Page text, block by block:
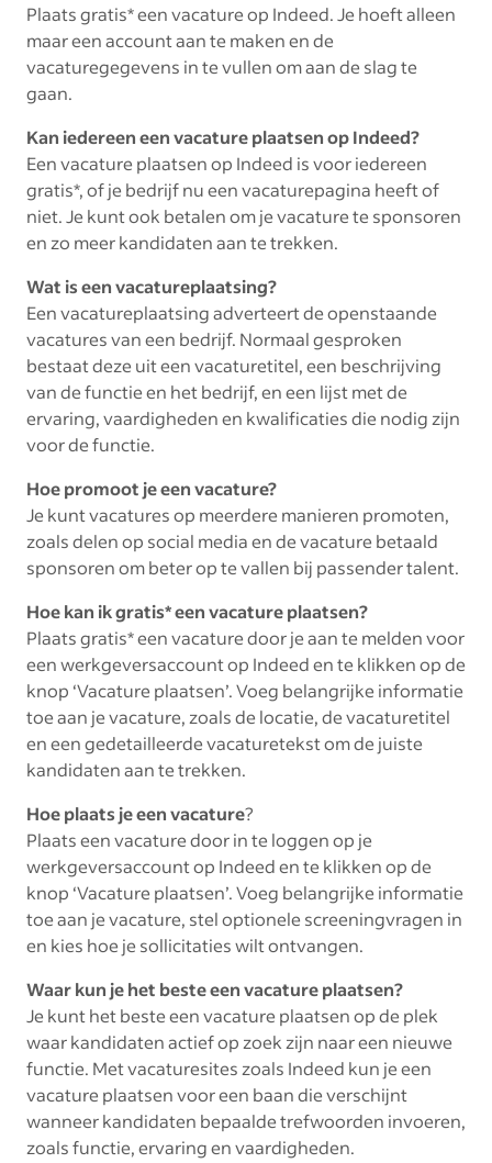
Plaats gratis* een vacature op Indeed. Je hoeft alleen
maar een account aan te maken en de
vacaturegegevens in te vullen om aan de slag te
gaan.
Kan iedereen een vacature plaatsen op Indeed?
Een vacature plaatsen op Indeed is voor iedereen
gratis*, of je bedrijf nu een vacaturepagina heeft of
niet. Je kunt ook betalen om je vacature te sponsoren
en zo meer kandidaten aan te trekken.
Wat is een vacatureplaatsing?
Een vacatureplaatsing adverteert de openstaande
vacatures van een bedrijf. Normaal gesproken
bestaat deze uit een vacaturetitel, een beschrijving
van de functie en het bedrijf, en een lijst met de
ervaring, vaardigheden en kwalificaties die nodig zijn
voor de functie.
Hoe promoot je een vacature?
Je kunt vacatures op meerdere manieren promoten,
zoals delen op social media en de vacature betaald
sponsoren om beter op te vallen bij passender talent.
Hoe kan ik gratis* een vacature plaatsen?
Plaats gratis* een vacature door je aan te melden voor
een werkgeversaccount op Indeed en te klikken op de
knop ‘Vacature plaatsen’. Voeg belangrijke informatie
toe aan je vacature, zoals de locatie, de vacaturetitel
en een gedetailleerde vacaturetekst om de juiste
kandidaten aan te trekken.
Hoe plaats je een vacature?
Plaats een vacature door in te loggen op je
werkgeversaccount op Indeed en te klikken op de
knop ‘Vacature plaatsen’. Voeg belangrijke informatie
toe aan je vacature, stel optionele screeningvragen in
en kies hoe je sollicitaties wilt ontvangen.
Waar kun je het beste een vacature plaatsen?
Je kunt het beste een vacature plaatsen op de plek
waar kandidaten actief op zoek zijn naar een nieuwe
functie. Met vacaturesites zoals Indeed kun je een
vacature plaatsen voor een baan die verschijnt
wanneer kandidaten bepaalde trefwoorden invoeren,
zoals functie, ervaring en vaardigheden.